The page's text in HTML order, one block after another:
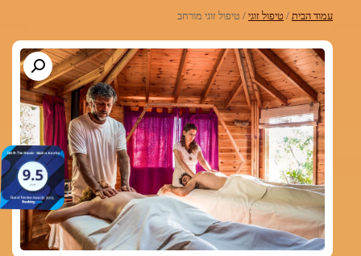
עמוד הבית/טיפול זוגי/ טיפול זוגי מורחב